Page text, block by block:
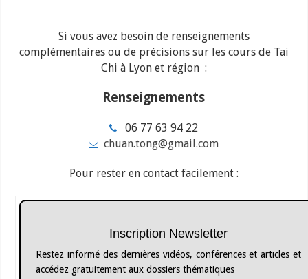
Si vous avez besoin de renseignements
complémentaires ou de précisions sur les cours de Tai
Chi à Lyon et région :
Renseignements
06 77 63 94 22
chuan.tong@gmail.com
Pour rester en contact facilement :
Inscription Newsletter
Restez informé des dernières vidéos, conférences et articles et
accédez gratuitement aux dossiers thématiques